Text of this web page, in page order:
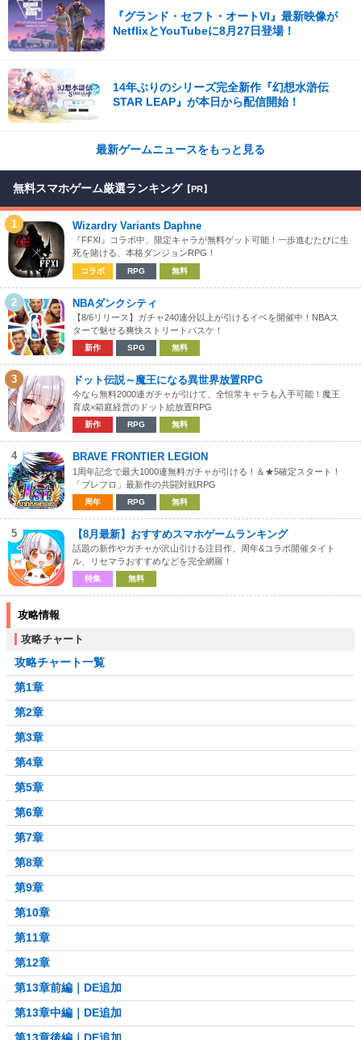
『グランド・セフト・オートVI』最新映像が
NetflixとYouTubeに8月27日登場！
14年ぶりのシリーズ完全新作『幻想水滸伝
STAR LEAP』が本日から配信開始！
最新ゲームニュースをもっと見る
無料スマホゲーム厳選ランキング 【PR】
1 Wizardry Variants Daphne
『FFXI』コラボ中、限定キャラが無料ゲット可能！一歩進むたびに生
死を賭ける、本格ダンジョンRPG！
コラボ RPG 無料
2 NBAダンクシティ
【8/6リリース】ガチャ240連分以上が引けるイベを開催中！NBAス
ターで魅せる爽快ストリートバスケ！
新作 SPG 無料
3 ドット伝説～魔王になる異世界放置RPG
今なら無料2000連ガチャが引けて、全恒常キャラも入手可能！魔王
育成×箱庭経営のドット絵放置RPG
新作 RPG 無料
4 BRAVE FRONTIER LEGION
1周年記念で最大1000連無料ガチャが引ける！＆★5確定スタート！
「ブレフロ」最新作の共闘対戦RPG
周年 RPG 無料
5 【8月最新】おすすめスマホゲームランキング
話題の新作やガチャが沢山引ける注目作、周年&コラボ開催タイト
ル、リセマラおすすめなどを完全網羅！
特集 無料
攻略情報
攻略チャート
攻略チャート一覧
第1章
第2章
第3章
第4章
第5章
第6章
第7章
第8章
第9章
第10章
第11章
第12章
第13章前編｜DE追加
第13章中編｜DE追加